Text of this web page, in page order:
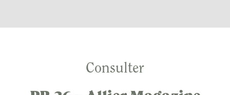
Consulter